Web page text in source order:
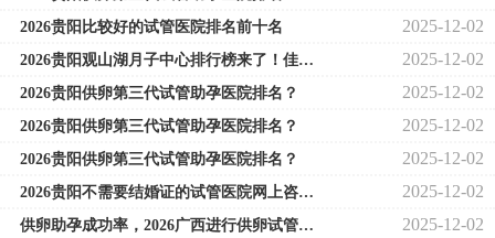
2026贵阳比较好的试管医院排名前十名 2025-12-02
2026贵阳观山湖月子中心排行榜来了！佳禧、泰康乐性价比高 2025-12-02
2026贵阳供卵第三代试管助孕医院排名？ 2025-12-02
2026贵阳供卵第三代试管助孕医院排名？ 2025-12-02
2026贵阳供卵第三代试管助孕医院排名？ 2025-12-02
2026贵阳不需要结婚证的试管医院网上咨询方式 2025-12-02
供卵助孕成功率，2026广西进行供卵试管的成功率20家医院供卵助孕成功率比较高 2025-12-02